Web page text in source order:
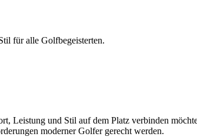
für alle Golfbegeisterten.
Leistung und Stil auf dem Platz verbinden
moderner Golfer gerecht werden.